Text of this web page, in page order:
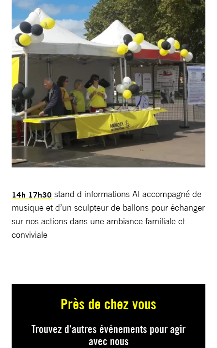
14h 17h30 stand d informations AI accompagné de
musique et d’un sculpteur de ballons pour échanger
sur nos actions dans une ambiance familiale et
conviviale
Près de chez vous
Trouvez d’autres événements pour agir
avec nous